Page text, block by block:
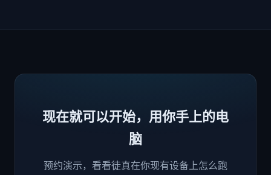
现在就可以开始，用你手上的电
脑
预约演示，看看徒真在你现有设备上怎么跑